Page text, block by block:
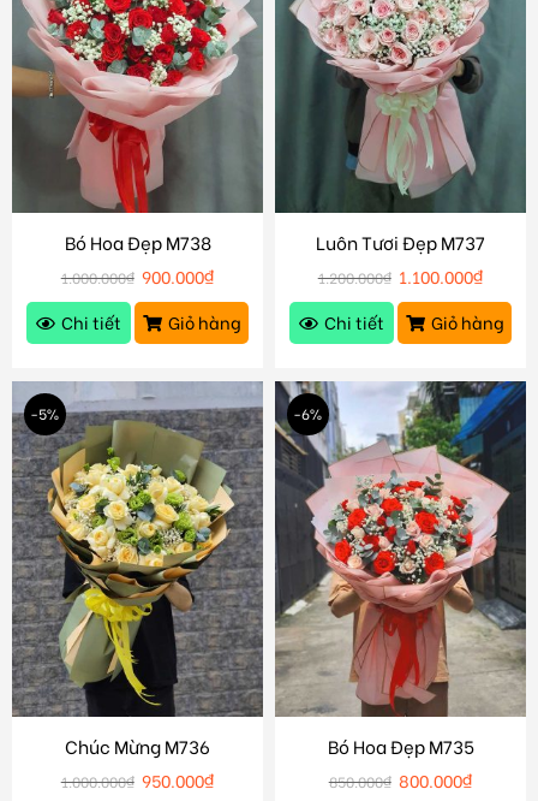
Bó Hoa Đẹp M738
1.000.000₫ 900.000₫
Chi tiết
Giỏ hàng
Luôn Tươi Đẹp M737
1.200.000₫ 1.100.000₫
Chi tiết
Giỏ hàng
-5%
Chúc Mừng M736
1.000.000₫ 950.000₫
-6%
Bó Hoa Đẹp M735
850.000₫ 800.000₫